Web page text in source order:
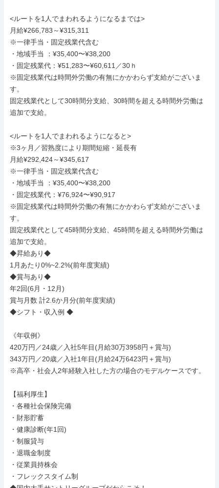
<ルートを1人でまわれるようになるまでは>
月給¥266,783～¥315,311
※一律手当・固定残業代含む
・地域手当 ：¥35,400〜¥38,200
・固定残業代：¥51,283〜¥60,611／30ｈ
※固定残業代は時間外労働の有無にかかわらず支給がございま
す。
固定残業代として30時間分支給、30時間を超える時間外労働は
追加で支給。
<ルートを1人でまわれるようになると>
※3ヶ月／習熟度により期間短縮・延長有
月給¥292,424～¥345,617
※一律手当・固定残業代含む
・地域手当 ：¥35,400〜¥38,200
・固定残業代：¥76,924〜¥90,917
※固定残業代は時間外労働の有無にかかわらず支給がございま
す。
固定残業代として45時間分支給、45時間を超える時間外労働は
追加で支給。
◆昇給あり◆
1月あたり0%~2.2%(前年度実績)
◆賞与あり◆
年2回(6月・12月)
賞与月数 計2.6か月分(前年度実績)
◆シフト・収入例 ◆
《年収例》
420万円／24歳／入社5年目(月給30万3958円＋賞与)
343万円／20歳／入社1年目(月給24万6423円＋賞与)
※高卒・社会人2年経験入社した方の場合のモデルケースです。
【福利厚生】
・各種社会保険完備
・財形貯蓄
・健康診断(年1回)
・制服貸与
・退職金制度
・従業員持株会
・フレックスタイム制